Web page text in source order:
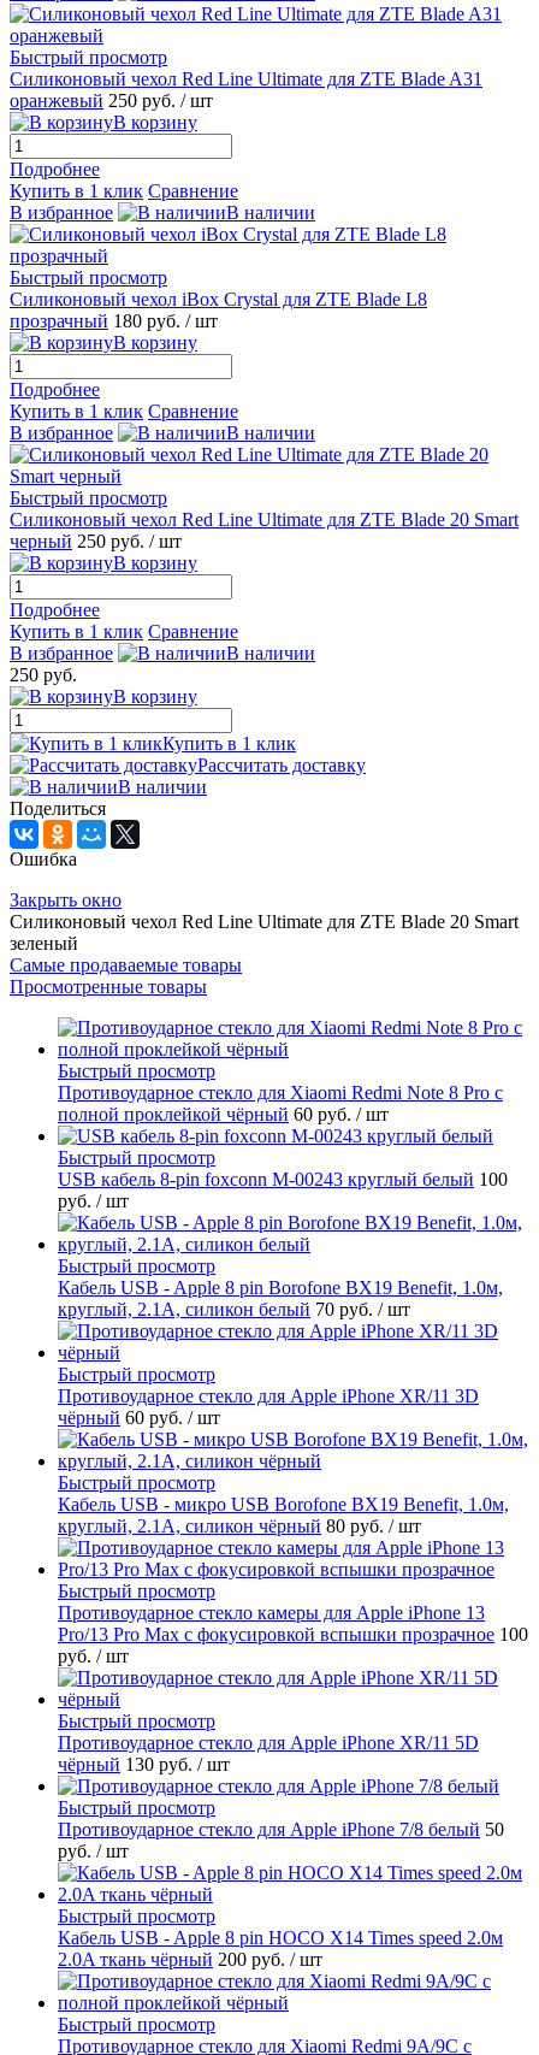
Быстрый просмотр
Силиконовый чехол Red Line Ultimate для ZTE Blade A31
оранжевый 250 руб. / шт
В корзину
Подробнее
Купить в 1 клик Сравнение
В избранное
В наличии
Быстрый просмотр
Силиконовый чехол iBox Crystal для ZTE Blade L8
прозрачный 180 руб. / шт
В корзину
Подробнее
Купить в 1 клик Сравнение
В избранное
В наличии
Быстрый просмотр
Силиконовый чехол Red Line Ultimate для ZTE Blade 20 Smart
черный 250 руб. / шт
В корзину
Подробнее
Купить в 1 клик Сравнение
В избранное
В наличии
250 руб.
В корзину
Купить в 1 клик
Рассчитать доставку
В наличии
Поделиться
Ошибка
Закрыть окно
Силиконовый чехол Red Line Ultimate для ZTE Blade 20 Smart
зеленый
Самые продаваемые товары
Просмотренные товары
Быстрый просмотр
Противоударное стекло для Xiaomi Redmi Note 8 Pro с
полной проклейкой чёрный 60 руб. / шт
Быстрый просмотр
USB кабель 8-pin foxconn M-00243 круглый белый 100
руб. / шт
Быстрый просмотр
Кабель USB - Apple 8 pin Borofone BX19 Benefit, 1.0м,
круглый, 2.1A, силикон белый 70 руб. / шт
Быстрый просмотр
Противоударное стекло для Apple iPhone XR/11 3D
чёрный 60 руб. / шт
Быстрый просмотр
Кабель USB - микро USB Borofone BX19 Benefit, 1.0м,
круглый, 2.1A, силикон чёрный 80 руб. / шт
Быстрый просмотр
Противоударное стекло камеры для Apple iPhone 13
Pro/13 Pro Max с фокусировкой вспышки прозрачное 100
руб. / шт
Быстрый просмотр
Противоударное стекло для Apple iPhone XR/11 5D
чёрный 130 руб. / шт
Быстрый просмотр
Противоударное стекло для Apple iPhone 7/8 белый 50
руб. / шт
Быстрый просмотр
Кабель USB - Apple 8 pin HOCO X14 Times speed 2.0м
2.0A ткань чёрный 200 руб. / шт
Быстрый просмотр
Противоударное стекло для Xiaomi Redmi 9A/9C с